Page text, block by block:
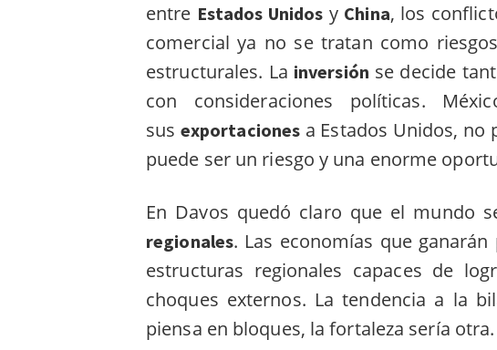
entre Estados Unidos y China, los
comercial ya no se tratan como
estructurales. La inversión se decide
con consideraciones políticas.
sus exportaciones a Estados Unidos, no
puede ser un riesgo y una enorme
En Davos quedó claro que el mundo
regionales. Las economías que
estructuras regionales capaces de
choques externos. La tendencia a la
piensa en bloques, la fortaleza sería otra.